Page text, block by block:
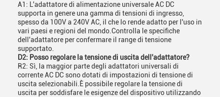
A1: L'adattatore di alimentazione universale AC DC
supporta in genere una gamma di tensioni di ingresso,
spesso da 100V a 240V AC, il che lo rende adatto per l'uso in
vari paesi e regioni del mondo.Controlla le specifiche
dell'adattatore per confermare il range di tensione
supportato.
D2: Posso regolare la tensione di uscita dell'adattatore?
R2: Sì, la maggior parte degli adattatori universali di
corrente AC DC sono dotati di impostazioni di tensione di
uscita selezionabili.È possibile regolare la tensione di
uscita per soddisfare le esigenze del dispositivo utilizzando